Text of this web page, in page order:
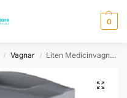
0
/ Vagnar / Liten Medicinvagn Basic